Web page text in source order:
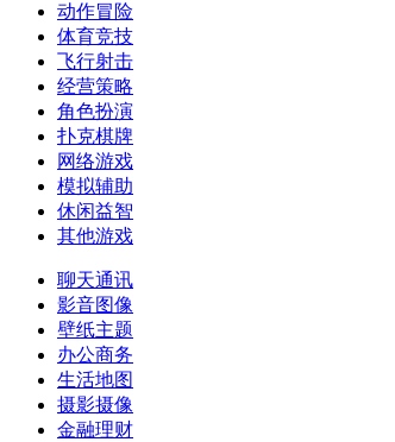
动作冒险
体育竞技
飞行射击
经营策略
角色扮演
扑克棋牌
网络游戏
模拟辅助
休闲益智
其他游戏
聊天通讯
影音图像
壁纸主题
办公商务
生活地图
摄影摄像
金融理财